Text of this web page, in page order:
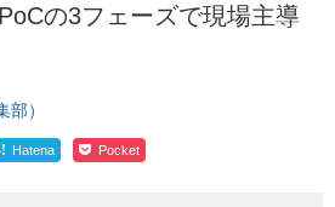
の3フェーズで現場主導
部）
! Hatena Pocket